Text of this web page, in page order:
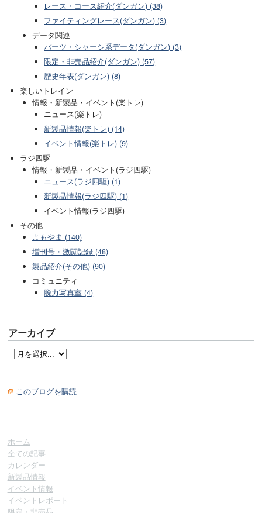
レース・コース紹介(ダンガン) (38)
ファイティングレース(ダンガン) (3)
データ関連
パーツ・シャーシ系データ(ダンガン) (3)
限定・非売品紹介(ダンガン) (57)
歴史年表(ダンガン) (8)
楽しいトレイン
情報・新製品・イベント(楽トレ)
ニュース(楽トレ)
新製品情報(楽トレ) (14)
イベント情報(楽トレ) (9)
ラジ四駆
情報・新製品・イベント(ラジ四駆)
ニュース(ラジ四駆) (1)
新製品情報(ラジ四駆) (1)
イベント情報(ラジ四駆)
その他
よもやま (140)
増刊号・激闘記録 (48)
製品紹介(その他) (90)
コミュニティ
脱力写真室 (4)
アーカイブ
このブログを購読
ホーム
全ての記事
カレンダー
新製品情報
イベント情報
イベントレポート